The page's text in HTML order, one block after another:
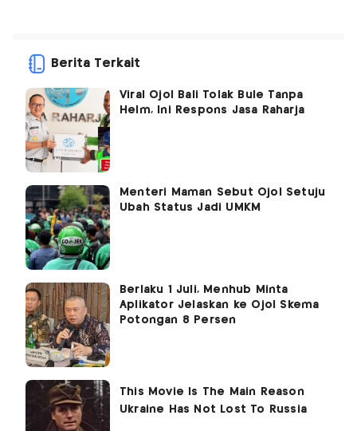
Berita Terkait
Viral Ojol Bali Tolak Bule Tanpa
Helm, Ini Respons Jasa Raharja
Menteri Maman Sebut Ojol Setuju
Ubah Status Jadi UMKM
Berlaku 1 Juli, Menhub Minta
Aplikator Jelaskan ke Ojol Skema
Potongan 8 Persen